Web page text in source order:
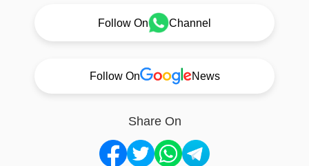
Follow On Channel
Follow On News
Share On